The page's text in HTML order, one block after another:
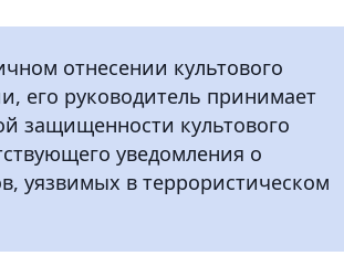
отнесении культового
его руководитель принимает
защищенности культового
уведомления о
уязвимых в террористическом